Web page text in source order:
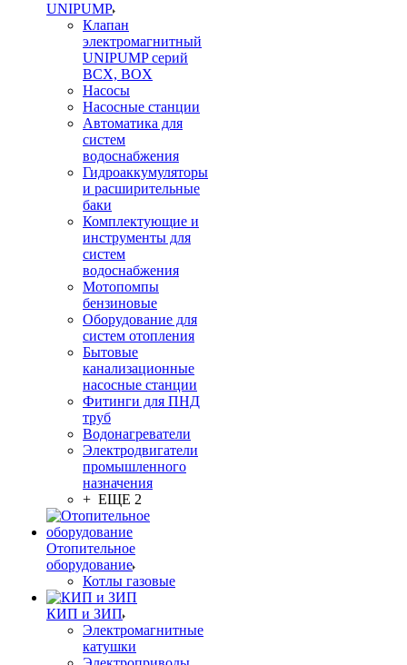
UNIPUMP
Клапан
электромагнитный
UNIPUMP серий
BCX, BOX
Насосы
Насосные станции
Автоматика для
систем
водоснабжения
Гидроаккумуляторы
и расширительные
баки
Комплектующие и
инструменты для
систем
водоснабжения
Мотопомпы
бензиновые
Оборудование для
систем отопления
Бытовые
канализационные
насосные станции
Фитинги для ПНД
труб
Водонагреватели
Электродвигатели
промышленного
назначения
+ ЕЩЕ 2
Отопительное
оборудование
Котлы газовые
КИП и ЗИП
Электромагнитные
катушки